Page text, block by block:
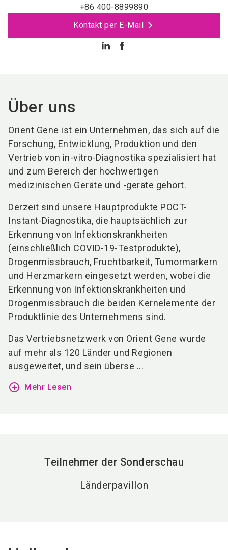
+86 400-8899890
Kontakt per E-Mail
Über uns
Orient Gene ist ein Unternehmen, das sich auf die
Forschung, Entwicklung, Produktion und den
Vertrieb von in-vitro-Diagnostika spezialisiert hat
und zum Bereich der hochwertigen
medizinischen Geräte und -geräte gehört.
Derzeit sind unsere Hauptprodukte POCT-
Instant-Diagnostika, die hauptsächlich zur
Erkennung von Infektionskrankheiten
(einschließlich COVID-19-Testprodukte),
Drogenmissbrauch, Fruchtbarkeit, Tumormarkern
und Herzmarkern eingesetzt werden, wobei die
Erkennung von Infektionskrankheiten und
Drogenmissbrauch die beiden Kernelemente der
Produktlinie des Unternehmens sind.
Das Vertriebsnetzwerk von Orient Gene wurde
auf mehr als 120 Länder und Regionen
ausgeweitet, und sein überse ...
add_circle_outline Mehr Lesen
Teilnehmer der Sonderschau
Länderpavillon